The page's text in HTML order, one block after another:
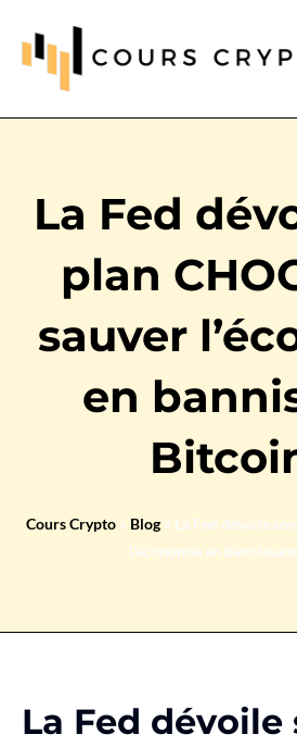
La Fed
plan
sauver
en
Cours Crypto » Blog » La Fed dévoile
l’économie en
La Fed dévoile